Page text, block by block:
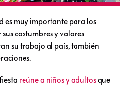
es muy importante para los
sus costumbres y valores
su trabajo al país, también
reúne a niños y adultosque